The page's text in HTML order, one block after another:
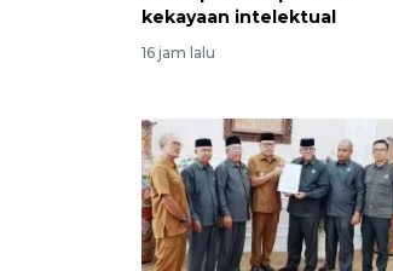
kekayaan intelektual
16 jam lalu